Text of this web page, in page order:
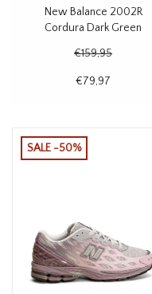
New Balance 2002R
Cordura Dark Green
€159,95
€79,97
SALE -50%